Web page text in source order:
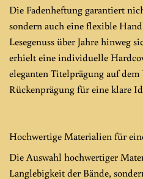
Die Fadenheftung garantiert
sondern auch eine flexible
Lesegenuss über Jahre hinweg
erhielt eine individuelle
eleganten Titelprägung auf
Rückenprägung für eine klare
Hochwertige Materialien für
Die Auswahl hochwertiger
Langlebigkeit der Bände,